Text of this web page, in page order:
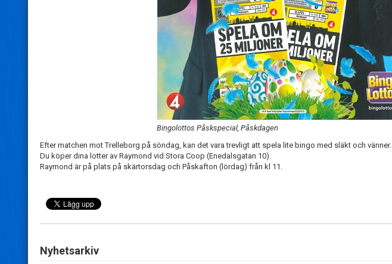
Bingolottos Påskspecial, Påskdagen
Efter matchen mot Trelleborg på söndag, kan det vara trevligt att spela lite bingo med släkt och vänner.
Du köper dina lotter av Raymond vid Stora Coop (Enedalsgatan 10).
Raymond är på plats på skärtorsdag och Påskafton (lördag) från kl 11.
Nyhetsarkiv